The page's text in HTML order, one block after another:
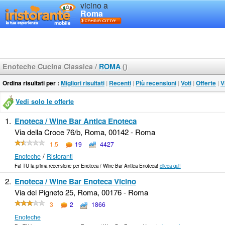
vicino a
Roma
Enoteche Cucina Classica / ROMA ()
Ordina risultati per : Migliori risultati | Recenti | Più recensioni | Voti | Offerte |
Vedi solo le offerte
1. Enoteca / Wine Bar Antica Enoteca
Via della Croce 76/b, Roma, 00142 - Roma
1.5 19
4427
Enoteche/ Ristoranti
Fai TU la prima recensione per Enoteca / Wine Bar Antica Enoteca! clicca qui!
2. Enoteca / Wine Bar Enoteca Vicino
Via del Pigneto 25, Roma, 00176 - Roma
3 2
1866
Enoteche